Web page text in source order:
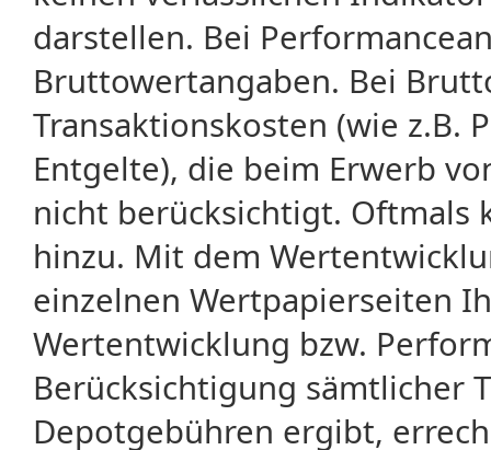
darstellen. Bei
Bruttowertangaben. Bei
Transaktionskosten (wie z.B.
Entgelte), die beim Erwerb
nicht berücksichtigt. Oftmals
hinzu. Mit dem
einzelnen Wertpapierseiten
Wertentwicklung bzw.
Berücksichtigung sämtlicher
Depotgebühren ergibt,